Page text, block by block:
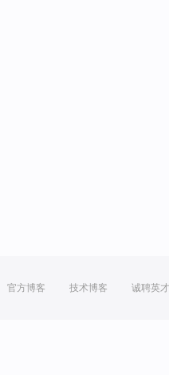
官方博客 技术博客 诚聘英才